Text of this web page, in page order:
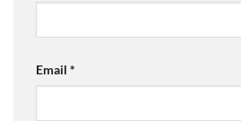
Email *